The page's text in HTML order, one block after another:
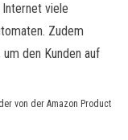
viele
Zudem
den Kunden auf
von der Amazon Product